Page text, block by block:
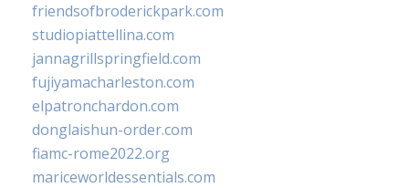
friendsofbroderickpark.com
studiopiattellina.com
jannagrillspringfield.com
fujiyamacharleston.com
elpatronchardon.com
donglaishun-order.com
fiamc-rome2022.org
mariceworldessentials.com